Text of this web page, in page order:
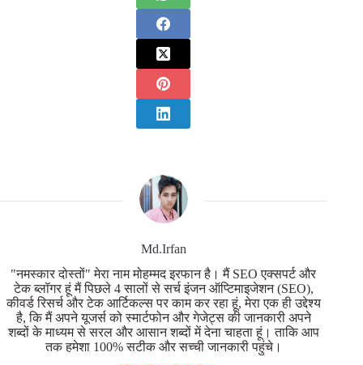
Md.Irfan
"नमस्कार दोस्तों" मेरा नाम मोहम्मद इरफान है। मैं SEO एक्सपर्ट और
टेक ब्लॉगर हूं मैं पिछले 4 सालों से सर्च इंजन ऑप्टिमाइजेशन (SEO),
कीवर्ड रिसर्च और टेक आर्टिकल्स पर काम कर रहा हूं, मेरा एक ही उद्देश्य
है, कि मैं अपने यूजर्स को स्मार्टफोन और गेजेट्स की जानकारी अपने
शब्दों के माध्यम से सरल और आसान शब्दों में देना चाहता हूं। ताकि आप
तक हमेशा 100% सटीक और सच्ची जानकारी पहुंचे।